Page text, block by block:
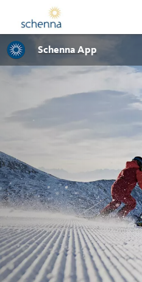
Schenna App